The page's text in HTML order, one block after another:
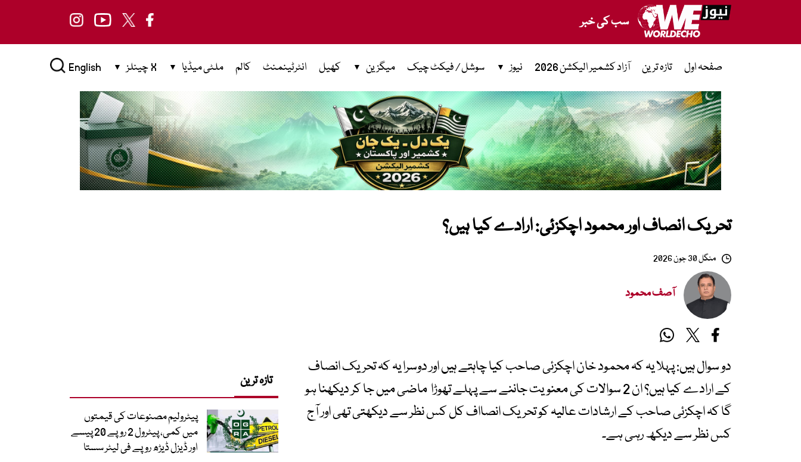
سب کی خبر
صفحہ اول تازہ ترین آزاد کشمیر الیکشن 2026 نیوز سوشل / فیکٹ چیک میگزین کھیل انٹرٹینمنٹ کالم ملٹی میڈیا X چینلز English
تحریک انصاف اور محمود اچکزئی: ارادے کیا ہیں؟
منگل 30 جون 2026
آصف محمود
دو سوال ہیں: پہلا یہ کہ محمود خان اچکزئی صاحب کیا چاہتے ہیں اور دوسرا یہ کہ تحریک انصاف
کے ارادے کیا ہیں؟ ان 2 سوالات کی معنویت جاننے سے پہلے تھوڑا ماضی میں جا کر دیکھنا ہو
گا کہ اچکزئی صاحب کے ارشادات عالیہ کو تحریک انصااف کل کس نظر سے دیکھتی تھی اور آج
کس نظر سے دیکھ رہی ہے۔
تازہ ترین
پیٹرولیم مصنوعات کی قیمتوں
میں کمی، پیٹرول 2 روپے 20 پیسے
اور ڈیزل ڈیڑھ روپے فی لیٹر سستا